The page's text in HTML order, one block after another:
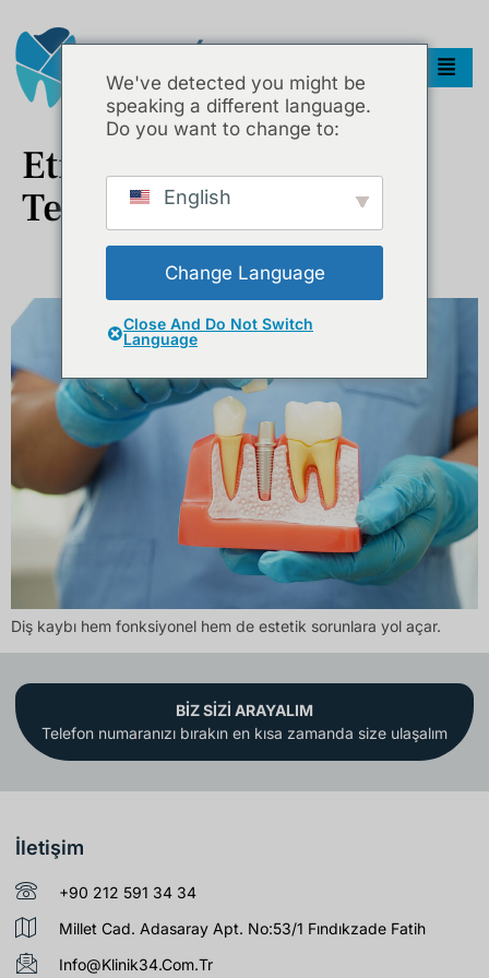
Etiket:Çene Implant
Tedavisi
Diş İmplantı Nedir? Adım Adım İmplant Tedavisi Rehberi
Diş kaybı hem fonksiyonel hem de estetik sorunlara yol açar.
BİZ SİZİ ARAYALIM
Telefon numaranızı bırakın en kısa zamanda size ulaşalım
İletişim
+90 212 591 34 34
Millet Cad. Adasaray Apt. No:53/1 Fındıkzade Fatih
Info@klinik34.com.tr
We've detected you might be
speaking a different language.
Do you want to change to:
English
Change Language
Close And Do Not Switch
Language